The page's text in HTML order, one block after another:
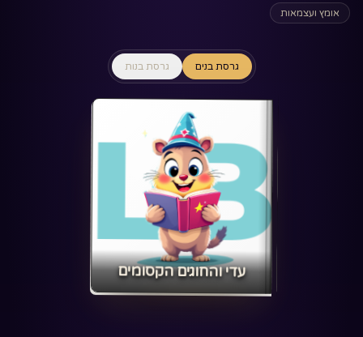
אומץ ועצמאות
גרסת בנים גרסת בנות
‏עדי והחוגים הקסומים‏